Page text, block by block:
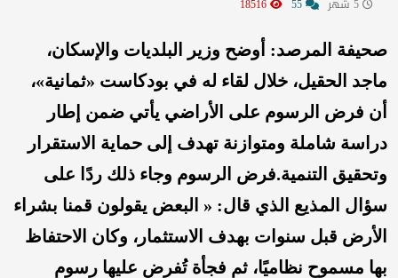
صحيفة المرصد: أوضح وزير البلديات والإسكان،
ماجد الحقيل، خلال لقاء له في بودكاست «ثمانية»،
أن فرض الرسوم على الأراضي يأتي ضمن إطار
دراسة شاملة ومتوازنة تهدف إلى حماية الاستقرار
وتحقيق التنمية.فرض الرسوم وجاء ذلك ردًا على
سؤال المذيع الذي قال: « البعض يقولون قمنا بشراء
الأرض قبل سنوات بهدف الاستثمار، وكان الاحتفاظ
بها مسموح نظاميًا، ثم فجأة تُفرض عليها رسوم